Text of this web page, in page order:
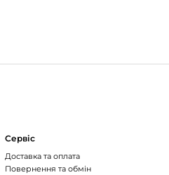
Сервіс
Доставка та оплата
Повернення та обмін